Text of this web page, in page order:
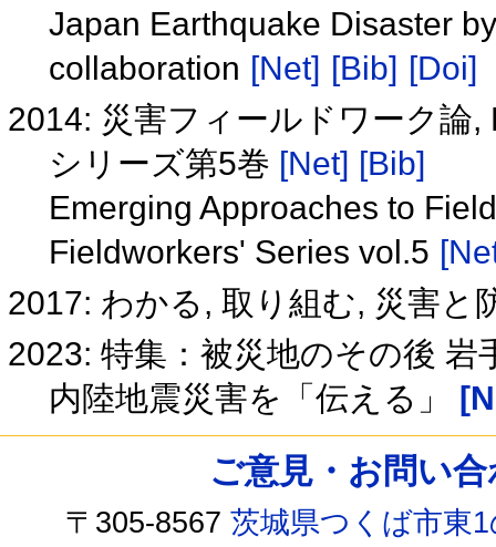
Japan Earthquake Disaster
collaboration [Net] [Bib] [Doi]
2014: 災害フィールドワーク論
シリーズ第5巻 [Net] [Bib]
Emerging Approaches to
Fieldworkers' Series vol.5
2017: わかる, 取り組む, 災害と
2023: 特集：被災地のその後
内陸地震災害を「伝える」
ご意見・お問い
〒305-8567茨城県つくば市東